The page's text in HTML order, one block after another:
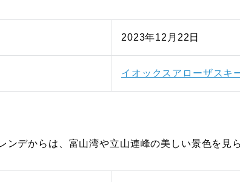
2023年12月22日
イオックスアローザスキ
ンデからは、富山湾や立山連峰の美しい景色を見